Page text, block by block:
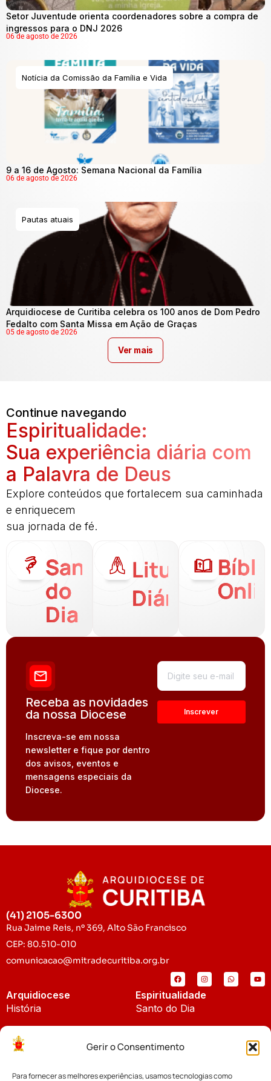
Gerir o Consentimento
Para fornecer as melhores experiências, usamos tecnologias como
Setor Juventude orienta coordenadores sobre a compra de
ingressos para o DNJ 2026
06 de agosto de 2026
Notícia da Comissão da Família e Vida
9 a 16 de Agosto: Semana Nacional da Família
06 de agosto de 2026
Pautas atuais
Arquidiocese de Curitiba celebra os 100 anos de Dom Pedro
Fedalto com Santa Missa em Ação de Graças
05 de agosto de 2026
Ver mais
Continue navegando
Espiritualidade:
Sua experiência diária com
a Palavra de Deus
Explore conteúdos que fortalecem sua caminhada
e enriquecem
sua jornada de fé.
Santo
do
Dia
Liturgia
Diária
Receba as novidades
da nossa Diocese
Inscreva-se em nossa
newsletter e fique por dentro
dos avisos, eventos e
mensagens especiais da
Diocese.
(41) 2105-6300
Rua Jaime Reis, nº 369, Alto São Francisco
CEP: 80.510-010
comunicacao@mitradecuritiba.org.br
Arquidiocese
História
Padroeira
Espiritualidade
Santo do Dia
Notícias
Cúria Diocesana